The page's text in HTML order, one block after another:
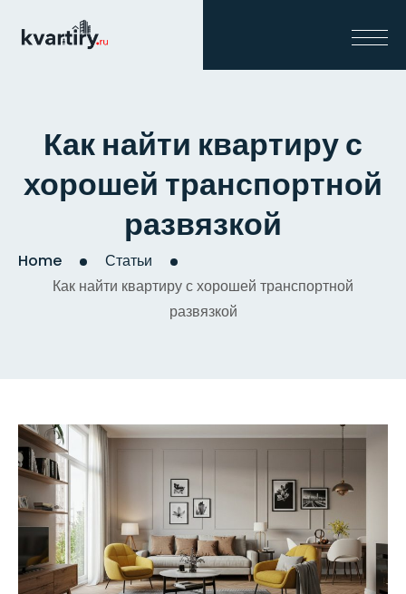
Как найти квартиру с
хорошей транспортной
развязкой
Home
Статьи
Как найти квартиру с хорошей транспортной
развязкой